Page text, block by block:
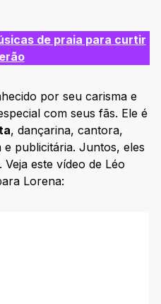
de praia para curtir
por seu carisma e
com seus fãs. Ele é
, dançarina, cantora,
publicitária. Juntos, eles
este vídeo de Léo
Lorena: